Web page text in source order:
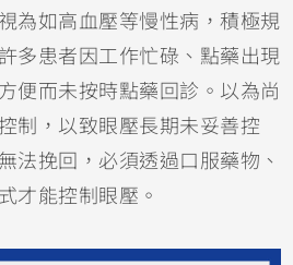
為如高血壓等慢性病，積極規
多患者因工作忙碌、點藥出現
便而未按時點藥回診。以為尚
制，以致眼壓長期未妥善控
法挽回，必須透過口服藥物、
才能控制眼壓。